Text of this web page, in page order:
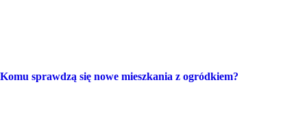
Komu sprawdzą się nowe mieszkania z ogródkiem?